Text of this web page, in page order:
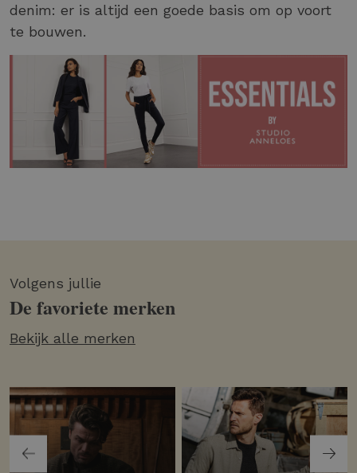
denim: er is altijd een goede basis om op voort
te bouwen.
Volgens jullie
De favoriete merken
Bekijk alle merken